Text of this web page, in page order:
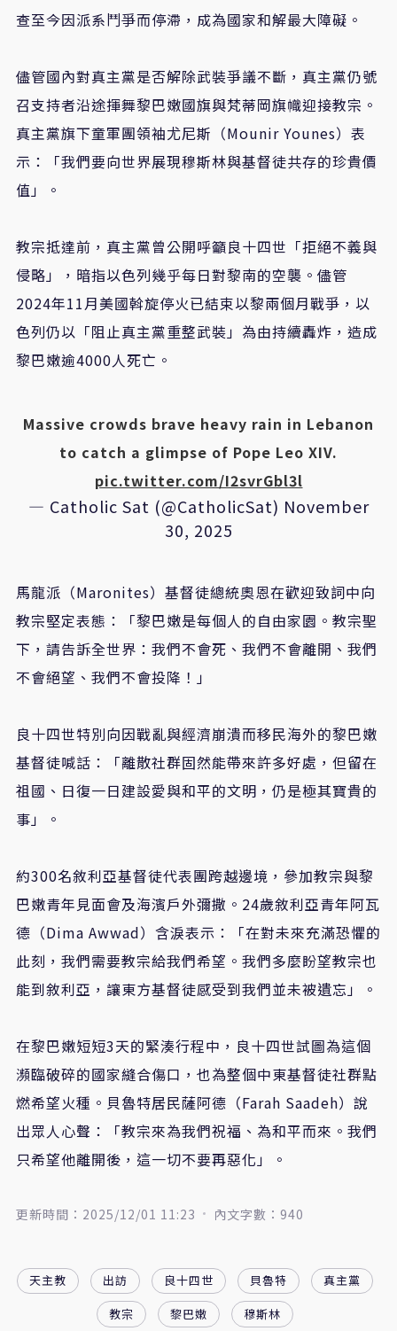
查至今因派系鬥爭而停滯，成為國家和解最大障礙。
儘管國內對真主黨是否解除武裝爭議不斷，真主黨仍號
召支持者沿途揮舞黎巴嫩國旗與梵蒂岡旗幟迎接教宗。
真主黨旗下童軍團領袖尤尼斯（Mounir Younes）表
示：「我們要向世界展現穆斯林與基督徒共存的珍貴價
值」。
教宗抵達前，真主黨曾公開呼籲良十四世「拒絕不義與
侵略」，暗指以色列幾乎每日對黎南的空襲。儘管
2024年11月美國斡旋停火已結束以黎兩個月戰爭，以
色列仍以「阻止真主黨重整武裝」為由持續轟炸，造成
黎巴嫩逾4000人死亡。
Massive crowds brave heavy rain in Lebanon
to catch a glimpse of Pope Leo XIV.
pic.twitter.com/I2svrGbl3l
— Catholic Sat (@CatholicSat) November
30, 2025
馬龍派（Maronites）基督徒總統奧恩在歡迎致詞中向
教宗堅定表態：「黎巴嫩是每個人的自由家園。教宗聖
下，請告訴全世界：我們不會死、我們不會離開、我們
不會絕望、我們不會投降！」
良十四世特別向因戰亂與經濟崩潰而移民海外的黎巴嫩
基督徒喊話：「離散社群固然能帶來許多好處，但留在
祖國、日復一日建設愛與和平的文明，仍是極其寶貴的
事」。
約300名敘利亞基督徒代表團跨越邊境，參加教宗與黎
巴嫩青年見面會及海濱戶外彌撒。24歲敘利亞青年阿瓦
德（Dima Awwad）含淚表示：「在對未來充滿恐懼的
此刻，我們需要教宗給我們希望。我們多麼盼望教宗也
能到敘利亞，讓東方基督徒感受到我們並未被遺忘」。
在黎巴嫩短短3天的緊湊行程中，良十四世試圖為這個
瀕臨破碎的國家縫合傷口，也為整個中東基督徒社群點
燃希望火種。貝魯特居民薩阿德（Farah Saadeh）說
出眾人心聲：「教宗來為我們祝福、為和平而來。我們
只希望他離開後，這一切不要再惡化」。
更新時間：2025/12/01 11:23 內文字數：940
天主教 出訪 良十四世 貝魯特
真主黨
教宗
黎巴嫩 穆斯林